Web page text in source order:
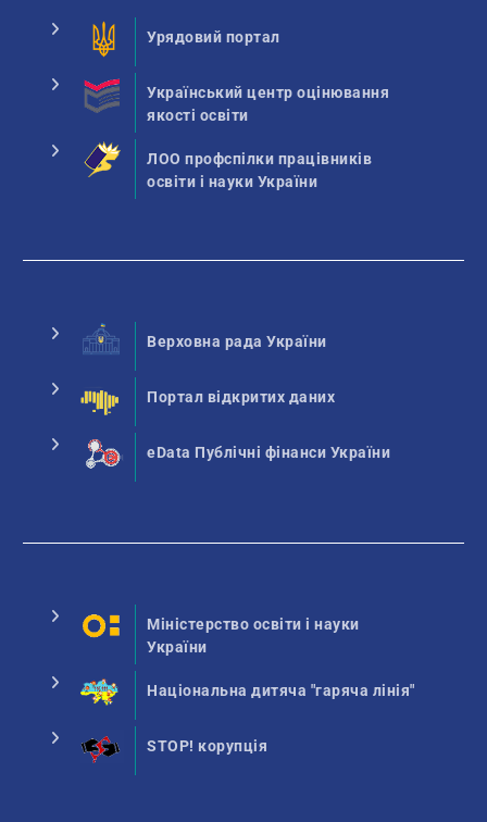
Урядовий портал
Український центр оцінювання
якості освіти
ЛОО профспілки працівників
освіти і науки України
Верховна рада України
Портал відкритих даних
eData Публічні фінанси України
Міністерство освіти і науки
України
Національна дитяча "гаряча лінія"
STOP! корупція